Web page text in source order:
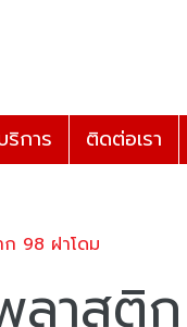
ริการ ติดต่อเรา
98 ฝาโดม
ลาสติ